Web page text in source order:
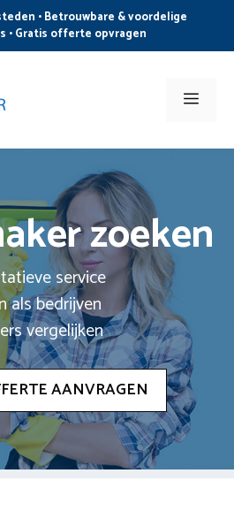
• Betrouwbare & voordelige
• Gratis offerte opvragen
Menu
zoeken
service
als bedrijven
vergelijken
AANVRAGEN